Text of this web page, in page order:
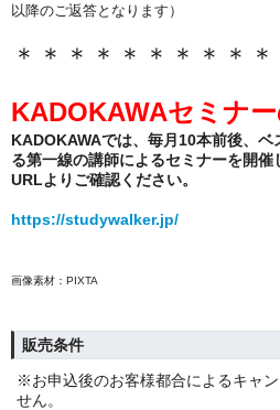
以降のご返答となります）
＊＊＊＊＊＊＊＊＊
KADOKAWAセミナ
KADOKAWAでは、毎月10本前後、
る第一線の講師によるセミナーを開
URLよりご確認ください。
https://studywalker.jp/
画像素材：PIXTA
販売条件
※お申込後のお客様都合によるキャ
せん。